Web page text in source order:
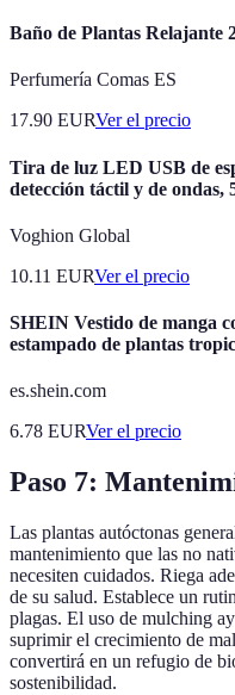
Baño de Plantas Relajante
Perfumería Comas ES
17.90 EURVer el precio
Tira de luz LED USB de
detección táctil y de
Voghion Global
10.11 EURVer el precio
SHEIN Vestido de manga
estampado de plantas
es.shein.com
6.78 EURVer el precio
Paso 7:
Las plantas autóctonas
mantenimiento que las no
necesiten cuidados. Riega
de su salud. Establece un
plagas. El uso de mulching
suprimir el crecimiento de
convertirá en un refugio de
sostenibilidad.